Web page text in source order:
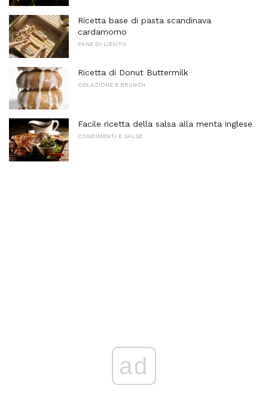
Ricetta base di pasta scandinava
cardamomo
PANE DI LIEVITO
Ricetta di Donut Buttermilk
COLAZIONE E BRUNCH
Facile ricetta della salsa alla menta inglese
CONDIMENTI E SALSE
ad